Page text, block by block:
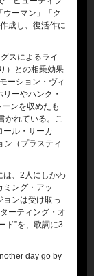
ーマン」「ク
成し、復活作に
スによるライ
）との相乗効果
ーション・ヴィ
ーやハンク・
ンを収めたも
かれている。こ
ル・サーカ
ン（プラスティ
は、2人にしかわ
ング・アッ
ョンは受け取っ
ーティング・オ
ド”を、歌詞に3
day go by